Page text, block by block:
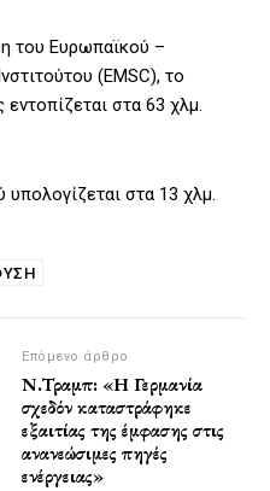
του Ευρωπαϊκού –
(EMSC), το
στα 63 χλμ.
στα 13 χλμ.
Επόμενο άρθρο
Ν.Τραμπ: «Η Γερμανία
σχεδόν καταστράφηκε
εξαιτίας της έμφασης στις
ανανεώσιμες πηγές
ενέργειας»